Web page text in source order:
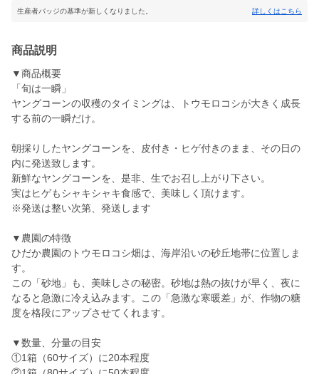
生産者バッジの基準が新しくなりました。 詳しくはこちら
商品説明
▼商品概要
「旬は一瞬」
ヤングコーンの収穫のタイミングは、トウモロコシが大きく成長
する前の一瞬だけ。
朝採りしたヤングコーンを、皮付き・ヒゲ付きのまま、その日の
内に発送致します。
新鮮なヤングコーンを、是非、生でお召し上がり下さい。
実はヒゲもシャキシャキ食感で、美味しく頂けます。
※発送は整い次第、発送します
▼農園の特徴
ひだか農園のトウモロコシ畑は、海岸沿いの砂丘地帯に位置しま
す。
この「砂地」も、美味しさの秘密。砂地は熱の抜けが早く、夜に
なると急激に冷え込みます。この「急激な寒暖差」が、作物の糖
度を格段にアップさせてくれます。
▼数量、分量の目安
①1箱（60サイズ）に20本程度